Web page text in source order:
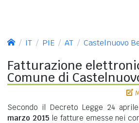
IT PIE AT Castelnuovo
Fatturazione
Comune di
Secondo il Decreto Legge 24
marzo 2015le fatture emesse nei